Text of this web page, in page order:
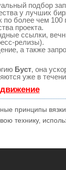
подбор
у лучших
более чем 100
проекта.
ссылки,
релизы).
а также
Буст, она
уже в
принципы
технику,